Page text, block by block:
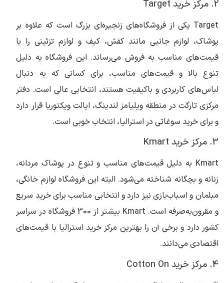
2. مرکز خرید Target
Target یکی از فروشگاه‌های زنجیره‌ای بزرگ است که علاوه بر
پوشاک، لوازم جانبی مانند کفش، کیف و لوازم تزئینی را با
قیمت‌های مناسب به فروش می‌رساند. این فروشگاه به دلیل
تنوع بالا و قیمت‌های مناسب، برای کسانی که به دنبال
لباس‌های کاربردی و باکیفیت هستند، انتخابی عالی است. دفتر
مرکزی تارگت در منطقه ویلیامز لندینگ، ایالت ویکتوریا قرار دارد
و برای خرید سوغاتی در استرالیا، انتخاب خوبی است.
3. مرکز خرید Kmart
Kmart به دلیل قیمت‌های مناسب و تنوع در پوشاک مردانه،
زنانه و بچگانه شناخته می‌شود. البته این فروشگاه لوازم خانگی،
مبلمان و اسباب‌بازی نیز دارد و انتخابی مناسب برای خرید سریع
و مقرون‌به‌صرفه است. Kmart بیشتر از 300 فروشگاه در سراسر
کشور دارد و برخی آن را بهترین مرکز خرید استرالیا با قیمت‌های
اقتصادی می‌دانند.
4. مرکز خرید Cotton On